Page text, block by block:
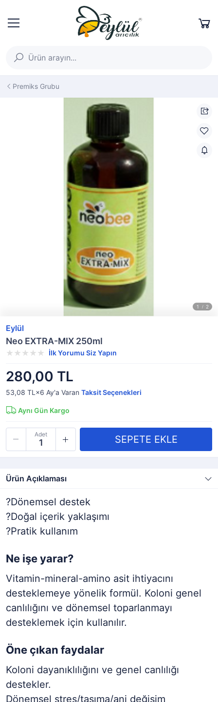
Premiks Grubu
Eylül
Neo EXTRA-MIX 250ml
İlk Yorumu Siz Yapın
280,00 TL
53,08 TL×6 Ay'a Varan Taksit Seçenekleri
Aynı Gün Kargo
Adet
Ürün Açıklaması
?Dönemsel destek
?Doğal içerik yaklaşımı
?Pratik kullanım
Ne işe yarar?
Vitamin-mineral-amino asit ihtiyacını
desteklemeye yönelik formül. Koloni genel
canlılığını ve dönemsel toparlanmayı
desteklemek için kullanılır.
Öne çıkan faydalar
Koloni dayanıklılığını ve genel canlılığı
destekler.
Dönemsel stres/taşıma/ani değişim